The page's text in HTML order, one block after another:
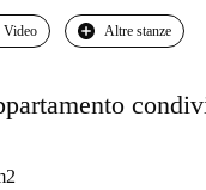
Video Altre stanze